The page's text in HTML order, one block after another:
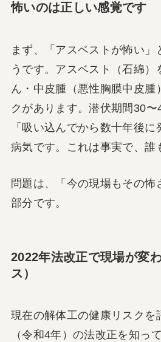
怖いのは正しい感覚です
まず、「アスベストが怖い」
うです。アスベスト（石綿）
ん・中皮腫（悪性胸膜中皮腫
クがあります。潜伏期間30〜
「吸い込んでから数十年後
病気です。これは事実で、誰
問題は、「今の現場もその怖
部分です。
2022年法改正で現場が変
ス）
現在の解体工の健康リスクを
（令和4年）の法改正を知っ